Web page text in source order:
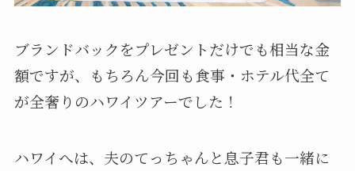
ブランドバックをプレゼントだけでも相当な金
額ですが、もちろん今回も食事・ホテル代全て
が全奢りのハワイツアーでした！
ハワイへは、夫のてっちゃんと息子君も一緒に